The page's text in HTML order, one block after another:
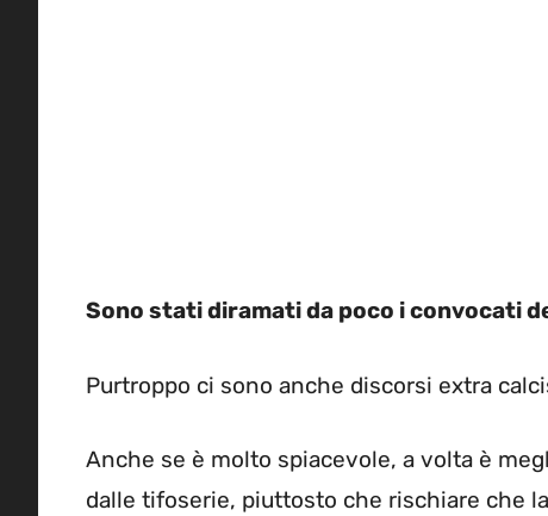
Sono stati diramati da poco i convocati
Purtroppo ci sono anche discorsi extra
Anche se è molto spiacevole, a volta è
dalle tifoserie, piuttosto che rischiare che